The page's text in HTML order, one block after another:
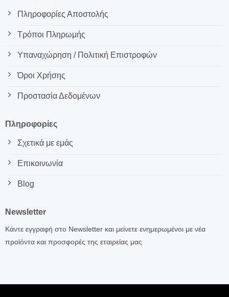
Πληροφορίες Αποστολής
Τρόποι Πληρωμής
Υπαναχώρηση / Πολιτική Επιστροφών
Όροι Χρήσης
Προστασία Δεδομένων
Πληροφορίες
Σχετικά με εμάς
Επικοινωνία
Blog
Newsletter
Κάντε εγγραφή στο Newsletter και μείνετε ενημερωμένοι με νέα
προϊόντα και προσφορές της εταιρείας μας